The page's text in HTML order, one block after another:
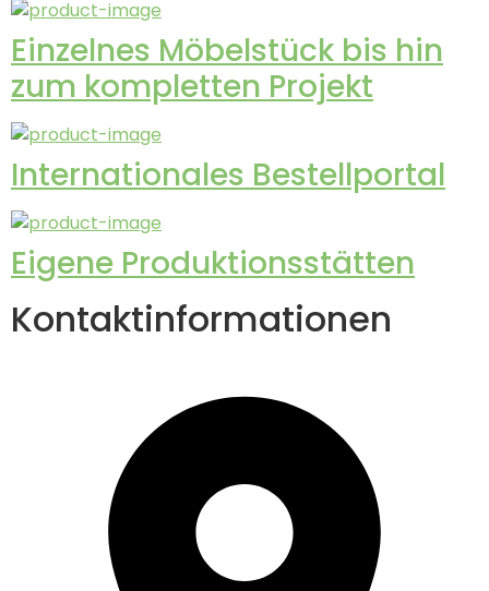
Einzelnes Möbelstück bis hin
zum kompletten Projekt
Internationales Bestellportal
Eigene Produktionsstätten
Kontaktinformationen